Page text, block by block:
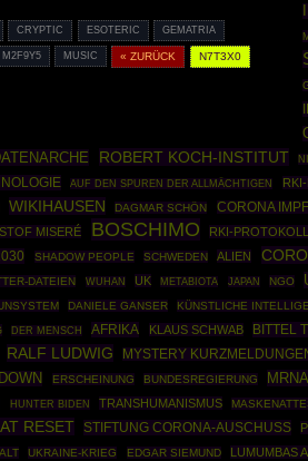
CRYPTIC ESOTERIC GEMATRIA
M2F9Y5 MUSIC « ZURÜCK N7T3X0
ROBERT KOCH-INSTITUT
AUF DEN SPUREN DER ALLMÄCHTIGEN
WIKIHAUSEN DAGMAR SCHÖN CORONA
MISERÉ BOSCHIMO RKI-
SHADOW PEOPLE SCHWEDEN ALIEN
DATEIEN WUHAN UK METABIOTA JAPAN NGO
DANIELE GANSER KÜNSTLICHE
DER MENSCH AFRIKA KLAUS SCHWAB BITTEL
RALF LUDWIG MYSTERY
ERSCHEINUNG BUNDESREGIERUNG
HUNTER BIDEN TRANSHUMANISMUS
RESET STIFTUNG CORONA-AUSCHUSS
UKRAINE-KRIEG EDGAR SIEMUND LUMUMBAS